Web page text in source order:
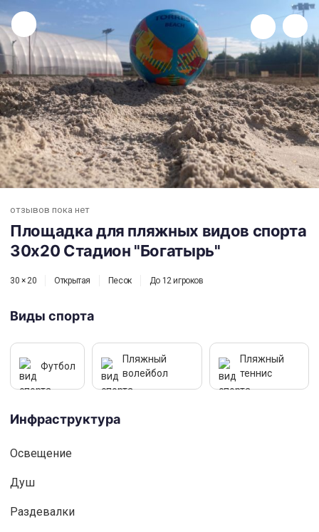
Площадка для пляжных видов спорта 30х20 Стадион "Богатырь"
отзывов пока нет
Площадка для пляжных видов спорта
30х20 Стадион "Богатырь"
30 × 20 Открытая Песок До 12 игроков
Виды спорта
Футбол
Пляжный
волейбол
Пляжный
теннис
Инфраструктура
Освещениe
Душ
Раздевалки